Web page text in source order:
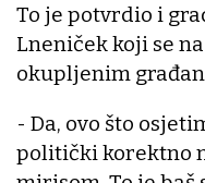
To je potvrdio i
Lneniček koji se
okupljenim
- Da, ovo što
politički korektno